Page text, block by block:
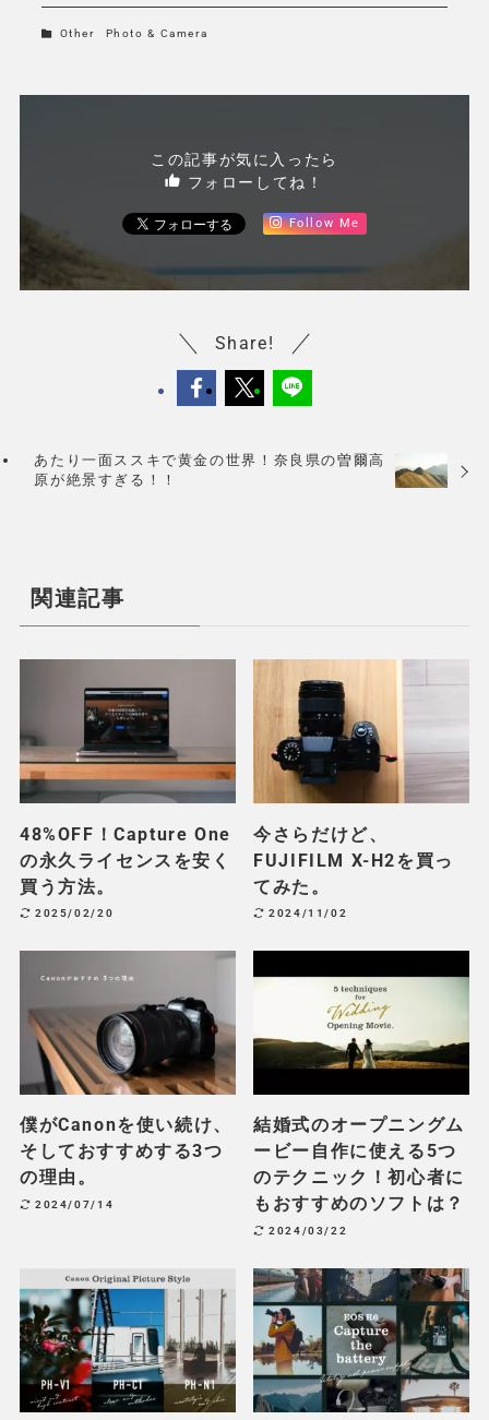
Other Photo & Camera
この記事が気に入ったら
フォローしてね！
Follow Me
Share!
あたり一面ススキで黄金の世界！奈良県の曽爾高
原が絶景すぎる！！
関連記事
48%OFF！Capture One
の永久ライセンスを安く
買う方法。
2025/02/20
今さらだけど、
FUJIFILM X-H2を買っ
てみた。
2024/11/02
僕がCanonを使い続け、
そしておすすめする3つ
の理由。
2024/07/14
結婚式のオープニングム
ービー自作に使える5つ
のテクニック！初心者に
もおすすめのソフトは？
2024/03/22